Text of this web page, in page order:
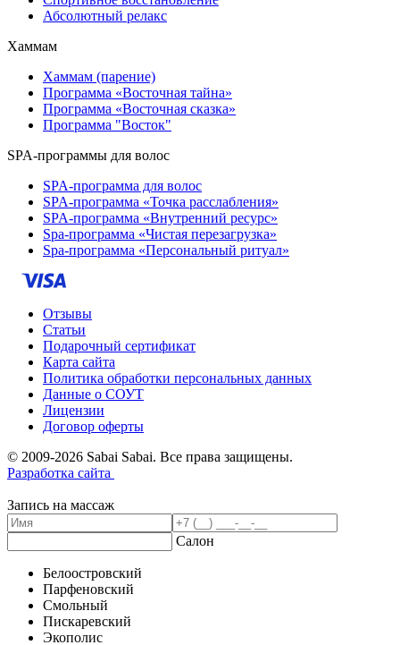
Абсолютный релакс
Хаммам
Хаммам (парение)
Программа «Восточная тайна»
Программа «Восточная сказка»
Программа "Восток"
SPA-программы для волос
SPA-программа для волос
SPA-программа «Точка расслабления»
SPA-программа «Внутренний ресурс»
Spa-программа «Чистая перезагрузка»
Spa-программа «Персональный ритуал»
Отзывы
Статьи
Подарочный сертификат
Карта сайта
Политика обработки персональных данных
Данные о СОУТ
Лицензии
Договор оферты
© 2009-2026 Sabai Sabai. Все права защищены.
Разработка сайта
Запись на массаж
Салон
Белоостровский
Парфеновский
Смольный
Пискаревский
Экополис